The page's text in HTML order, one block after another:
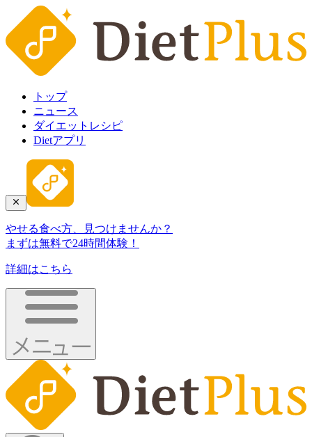
トップ
ニュース
ダイエットレシピ
Dietアプリ
やせる食べ方、見つけませんか？
まずは無料で24時間体験！
詳細はこちら